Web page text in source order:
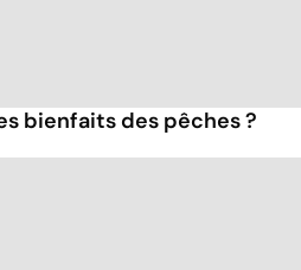
bienfaits des pêches ?